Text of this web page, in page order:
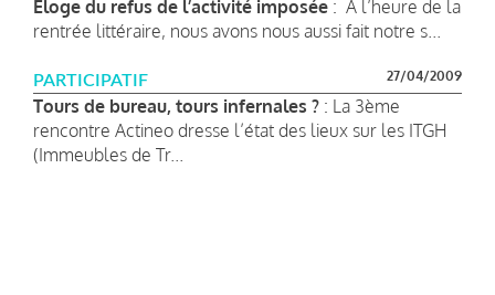
Eloge du refus de l’activité imposée : A l’heure de la
rentrée littéraire, nous avons nous aussi fait notre s...
PARTICIPATIF 27/04/2009
Tours de bureau, tours infernales ? : La 3ème
rencontre Actineo dresse l’état des lieux sur les ITGH
(Immeubles de Tr...